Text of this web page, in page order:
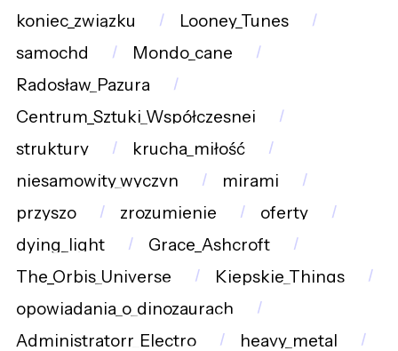
koniec_związku
Looney_Tunes
samochd
Mondo_cane
Radosław_Pazura
Centrum_Sztuki_Współczesnej
struktury
krucha_miłość
niesamowity_wyczyn
mirami
przyszo
zrozumienie
oferty
dying_light
Grace_Ashcroft
The_Orbis_Universe
Kiepskie_Things
opowiadania_o_dinozaurach
Administratorr_Electro
heavy_metal